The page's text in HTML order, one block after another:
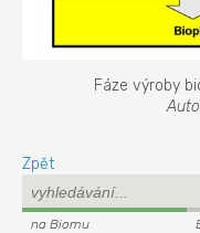
Fáze výroby
Zpět
na Biomu